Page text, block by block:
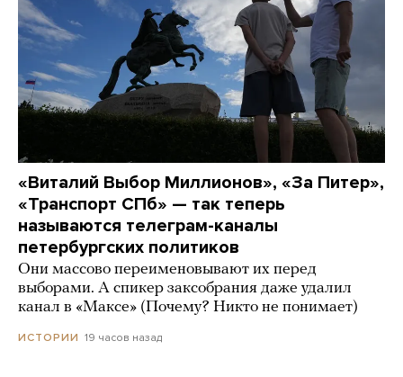
«Виталий Выбор Миллионов», «За Питер»,
«Транспорт СПб» — так теперь
называются телеграм-каналы
петербургских политиков
Они массово переименовывают их перед
выборами. А спикер заксобрания даже удалил
канал в «Максе» (Почему? Никто не понимает)
ИСТОРИИ 19 часов назад